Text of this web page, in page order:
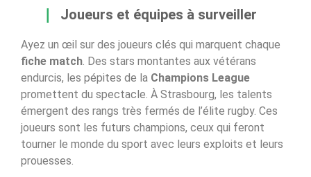
Joueurs et équipes à surveiller
Ayez un œil sur des joueurs clés qui marquent chaque
fiche match. Des stars montantes aux vétérans
endurcis, les pépites de la Champions League
promettent du spectacle. À Strasbourg, les talents
émergent des rangs très fermés de l’élite rugby. Ces
joueurs sont les futurs champions, ceux qui feront
tourner le monde du sport avec leurs exploits et leurs
prouesses.